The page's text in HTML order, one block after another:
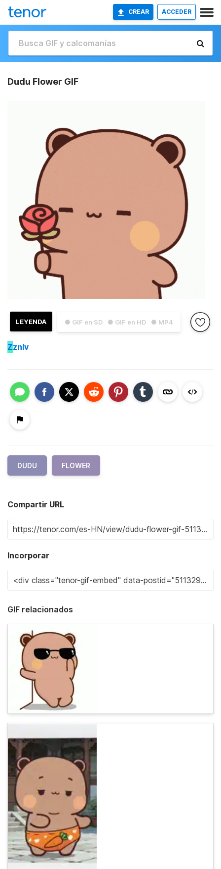
CREAR ACCEDER
Dudu Flower GIF
● GIF en SD ● GIF en HD ● MP4
LEYENDA
Zznlv
DUDU FLOWER
Compartir URL
Incorporar
GIF relacionados